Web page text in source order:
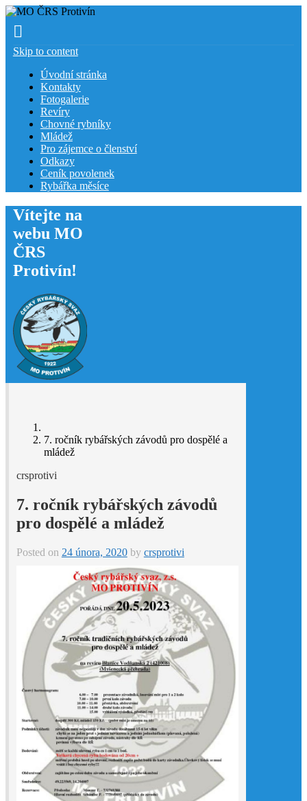
Skip to content
Úvodní stránka
Kontakty
Fotogalerie
Revíry
Chovné rybníky
Mládež
Pro zájemce o členství
Odkazy
Ceník povolenek
Rybářka měsíce
Vítejte na
webu MO
ČRS
Protivín!
7. ročník rybářských závodů pro dospělé a
mládež
crsprotivi
7. ročník rybářských závodů
pro dospělé a mládež
Posted on 24 února, 2020by crsprotivi